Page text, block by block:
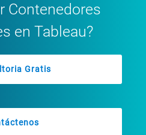
Contenedores
en Tableau?
Gratis